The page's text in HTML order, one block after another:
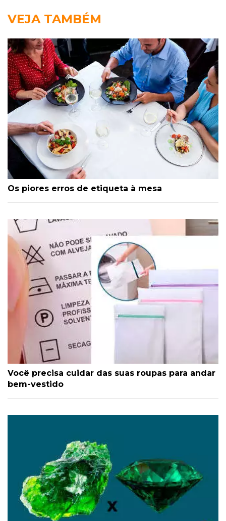
VEJA TAMBÉM
Os piores erros de etiqueta à mesa
Você precisa cuidar das suas roupas para andar
bem-vestido